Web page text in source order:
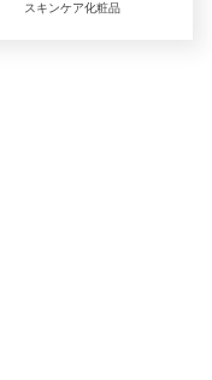
スキンケア化粧品